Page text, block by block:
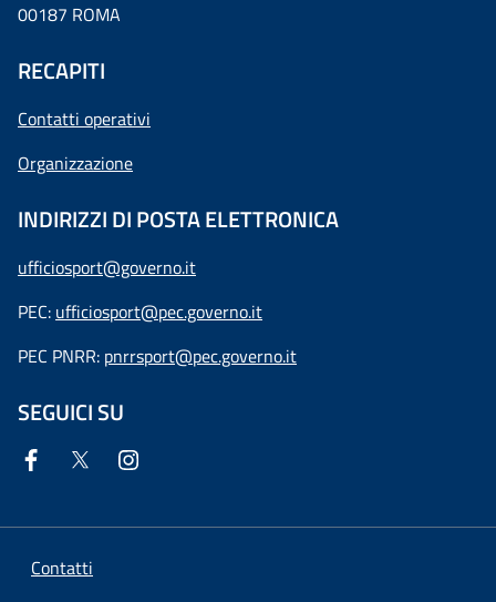
00187 ROMA
RECAPITI
Contatti operativi
Organizzazione
INDIRIZZI DI POSTA ELETTRONICA
ufficiosport@governo.it
PEC: ufficiosport@pec.governo.it
PEC PNRR: pnrrsport@pec.governo.it
SEGUICI SU
Contatti